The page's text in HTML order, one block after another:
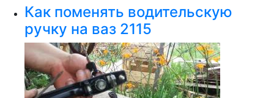
Как поменять водительскую
ручку на ваз 2115